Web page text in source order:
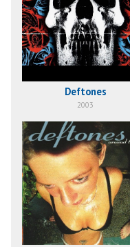
Deftones
2003